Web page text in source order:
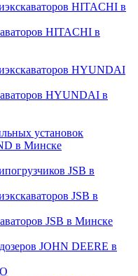
HITACHI в
HITACHI в
HYUNDAI
HYUNDAI в
установок
в Минске
JSB в
JSB в
JSB в Минске
JOHN DEERE в